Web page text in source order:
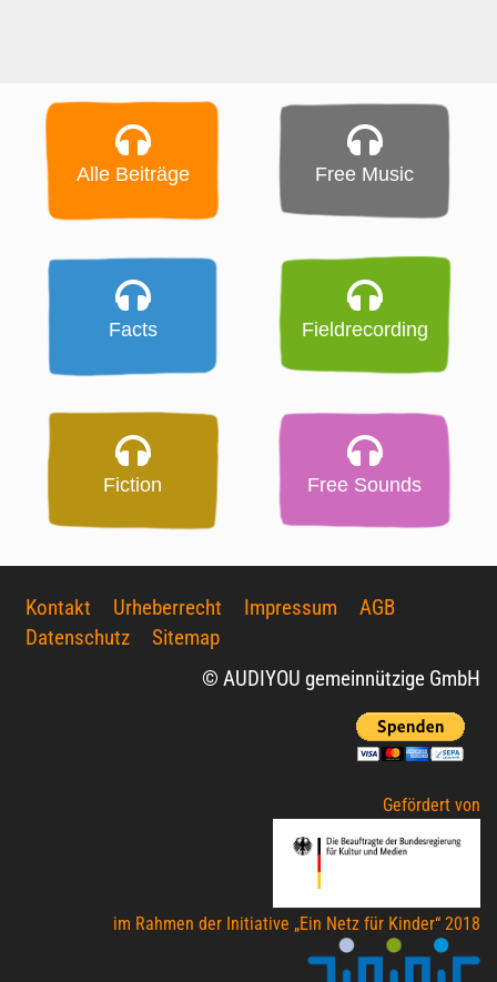
Alle Beiträge Free Music
Facts Fieldrecording
Fiction Free Sounds
Kontakt Urheberrecht Impressum
AGB
Datenschutz
Sitemap
© AUDIYOU gemeinnützige GmbH
Gefördert von
im Rahmen der Initiative „Ein Netz für Kinder“ 2018